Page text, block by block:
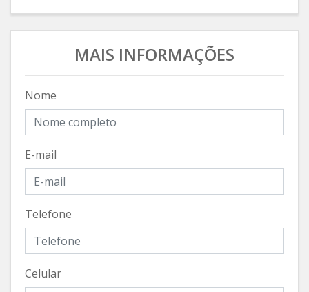
MAIS INFORMAÇÕES
Nome
E-mail
Telefone
Celular